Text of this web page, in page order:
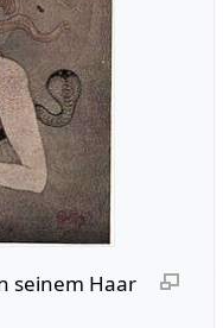
seinem Haar